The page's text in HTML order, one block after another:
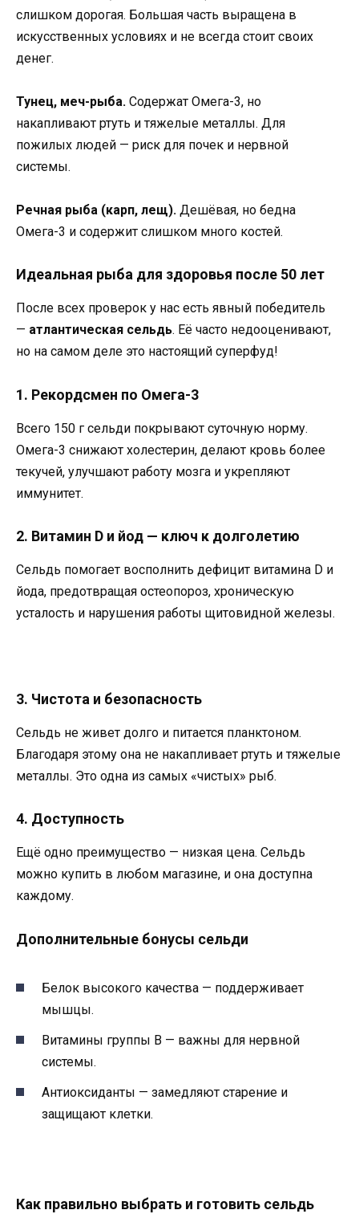
слишком дорогая. Большая часть выращена в
искусственных условиях и не всегда стоит своих
денег.
Тунец, меч-рыба. Содержат Омега-3, но
накапливают ртуть и тяжелые металлы. Для
пожилых людей — риск для почек и нервной
системы.
Речная рыба (карп, лещ). Дешёвая, но бедна
Омега-3 и содержит слишком много костей.
Идеальная рыба для здоровья после 50 лет
После всех проверок у нас есть явный победитель
— атлантическая сельдь. Её часто недооценивают,
но на самом деле это настоящий суперфуд!
1. Рекордсмен по Омега-3
Всего 150 г сельди покрывают суточную норму.
Омега-3 снижают холестерин, делают кровь более
текучей, улучшают работу мозга и укрепляют
иммунитет.
2. Витамин D и йод — ключ к долголетию
Сельдь помогает восполнить дефицит витамина D и
йода, предотвращая остеопороз, хроническую
усталость и нарушения работы щитовидной железы.
3. Чистота и безопасность
Сельдь не живет долго и питается планктоном.
Благодаря этому она не накапливает ртуть и тяжелые
металлы. Это одна из самых «чистых» рыб.
4. Доступность
Ещё одно преимущество — низкая цена. Сельдь
можно купить в любом магазине, и она доступна
каждому.
Дополнительные бонусы сельди
Белок высокого качества — поддерживает
мышцы.
Витамины группы B — важны для нервной
системы.
Антиоксиданты — замедляют старение и
защищают клетки.
Как правильно выбрать и готовить сельдь